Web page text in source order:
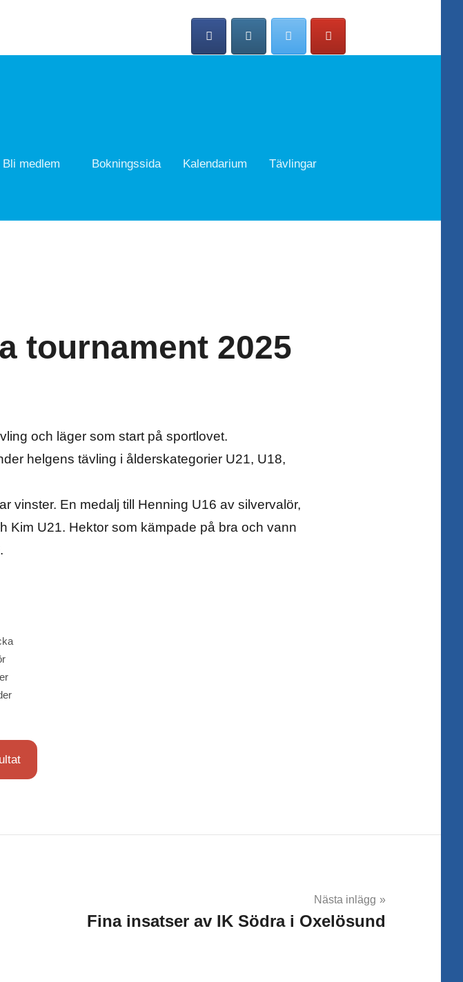
Bli medlem Bokningssida Kalendarium Tävlingar
tournament 2025
och läger som start på sportlovet.
helgens tävling i ålderskategorier U21, U18,
vinster. En medalj till Henning U16 av silvervalör,
Kim U21. Hektor som kämpade på bra och vann
Nästa inlägg
Fina insatser av IK Södra i Oxelösund